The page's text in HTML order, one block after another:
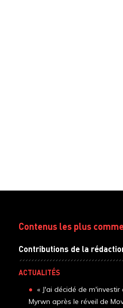
Contenus les plus
Contributions de la
ACTUALITÉS
« J'ai décidé de m'investir
Myrwn après le réveil de